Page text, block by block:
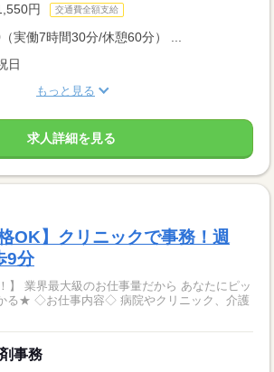
円 交通費全額支給
実働7時間30分/休憩60分） ...
日
もっと見る
求人詳細を見る
OK】クリニックで事務！週
9分
】 業界最大級のお仕事量だから あなたにピッ
ック、介護
事務